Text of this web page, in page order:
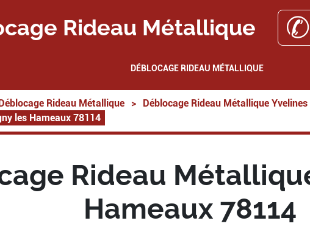
Rideau Métallique
DÉBLOCAGE RIDEAU MÉTALLIQUE
Rideau Métallique > Déblocage Rideau Métallique Yvelines
les Hameaux 78114
Rideau
Hameaux 78114